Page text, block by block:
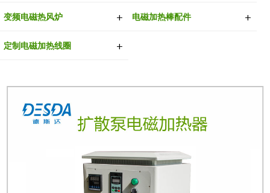
变频电磁热风炉 电磁加热棒配件
定制电磁加热线圈